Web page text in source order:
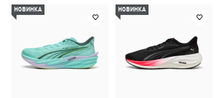
НОВИНКА НОВИНКА